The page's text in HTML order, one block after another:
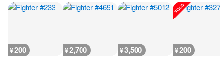
¥200 ¥2,700 ¥3,500 ¥200